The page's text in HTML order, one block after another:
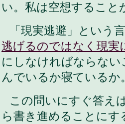
い。私は空想すること
「現実逃避」という
逃げるのではなく現実
にしなければならな
んでいるか寝ているか
この問いにすぐ答え
ら書き進めることにす